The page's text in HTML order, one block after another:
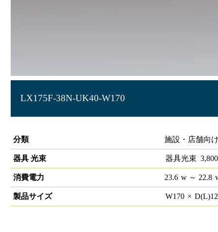
LX175F-38N-UK40-W170
分類
施設・店舗向
器具 光束 器具光束 3,800
消費電力 23.6 w～ 22.8
製品サイズ W170 × D(L)